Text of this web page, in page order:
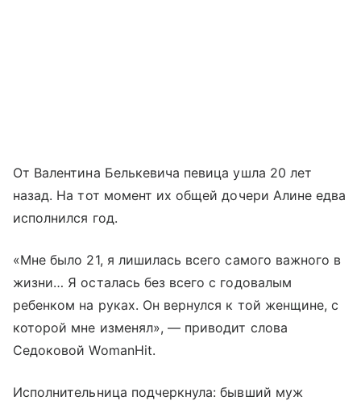
От Валентина Белькевича певица ушла 20 лет
назад. На тот момент их общей дочери Алине едва
исполнился год.
«Мне было 21, я лишилась всего самого важного в
жизни… Я осталась без всего с годовалым
ребенком на руках. Он вернулся к той женщине, с
которой мне изменял», — приводит слова
Седоковой WomanHit.
Исполнительница подчеркнула: бывший муж